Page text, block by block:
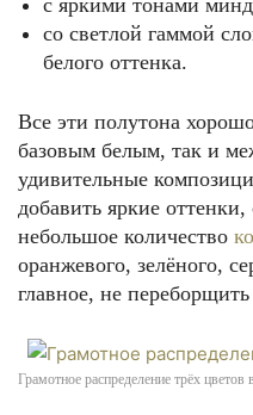
с яркими тонами
со светлой гаммой
белого оттенка.
Все эти полутона
базовым белым, так и
удивительные
добавить яркие
небольшое количество
оранжевого, зелёного,
главное, не
Грамотное распределение трёх цветов